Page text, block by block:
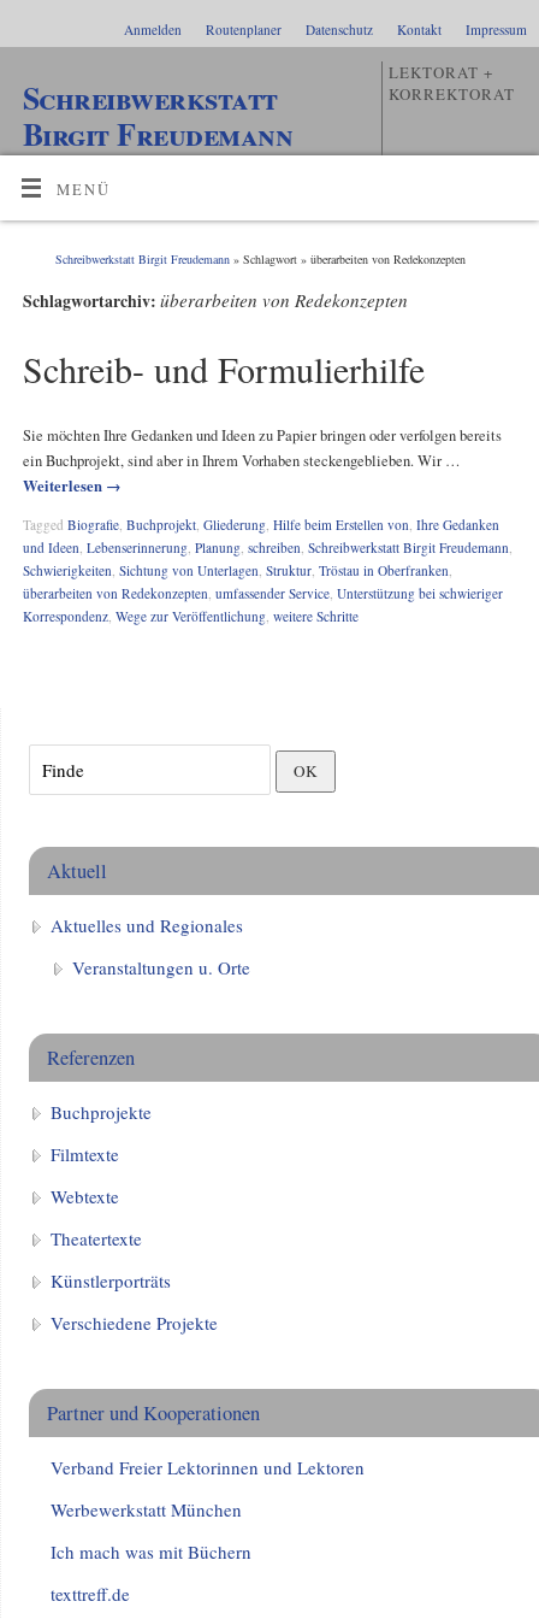
Anmelden Routenplaner Datenschutz Kontakt Impressum
Schreibwerkstatt
Birgit Freudemann
LEKTORAT +
KORREKTORAT
MENÜ
Schreibwerkstatt Birgit Freudemann » Schlagwort » überarbeiten von Redekonzepten
Schlagwortarchiv: überarbeiten von Redekonzepten
Schreib- und Formulierhilfe
Sie möchten Ihre Gedanken und Ideen zu Papier bringen oder verfolgen bereits
ein Buchprojekt, sind aber in Ihrem Vorhaben steckengeblieben. Wir …
Weiterlesen →
Tagged Biografie, Buchprojekt, Gliederung, Hilfe beim Erstellen von, Ihre Gedanken
und Ideen, Lebenserinnerung, Planung, schreiben, Schreibwerkstatt Birgit Freudemann,
Schwierigkeiten, Sichtung von Unterlagen, Struktur, Tröstau in Oberfranken,
überarbeiten von Redekonzepten, umfassender Service, Unterstützung bei schwieriger
Korrespondenz, Wege zur Veröffentlichung, weitere Schritte
Aktuell
Aktuelles und Regionales
Veranstaltungen u. Orte
Referenzen
Buchprojekte
Filmtexte
Webtexte
Theatertexte
Künstlerporträts
Verschiedene Projekte
Partner und Kooperationen
Verband Freier Lektorinnen und Lektoren
Werbewerkstatt München
Ich mach was mit Büchern
texttreff.de